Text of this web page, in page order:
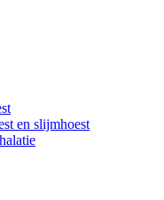
en slijmhoest